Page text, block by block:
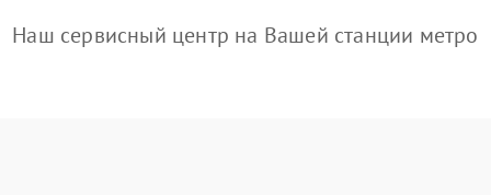
Наш сервисный центр на Вашей станции метро